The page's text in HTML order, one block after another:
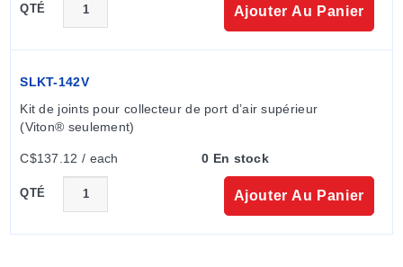
QTÉ Ajouter Au Panier
SLKT-142V
Kit de joints pour collecteur de port d’air supérieur
(Viton® seulement)
C$137.12 / each 0 En stock
QTÉ Ajouter Au Panier